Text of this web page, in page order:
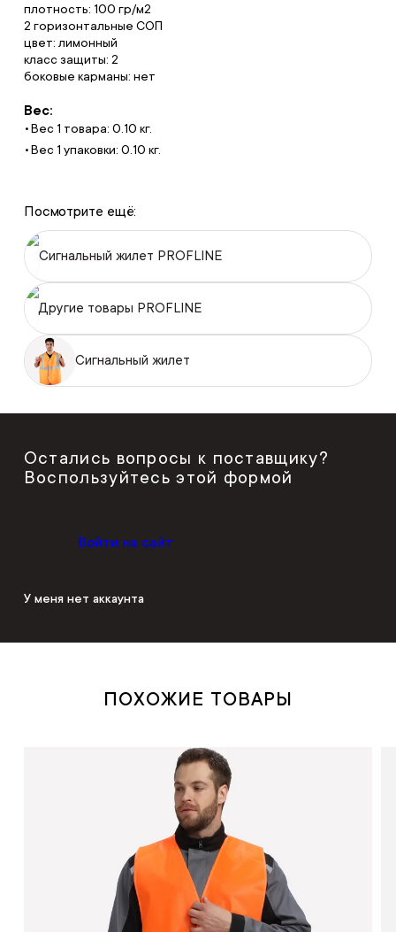
плотность: 100 гр/м2
2 горизонтальные СОП
цвет: лимонный
класс защиты: 2
боковые карманы: нет
Вес:
Вес 1 товара: 0.10 кг.
Вес 1 упаковки: 0.10 кг.
Посмотрите ещё:
Сигнальный жилет PROFLINE
Другие товары PROFLINE
Сигнальный жилет
Остались вопросы к поставщику?
Воспользуйтесь этой формой
Войти на сайт
У меня нет аккаунта
ПОХОЖИЕ ТОВАРЫ